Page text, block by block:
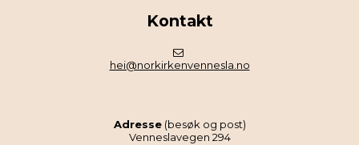
Kontakt
hei@norkirkenvennesla.no
Adresse(besøk og post)
Venneslavegen 294